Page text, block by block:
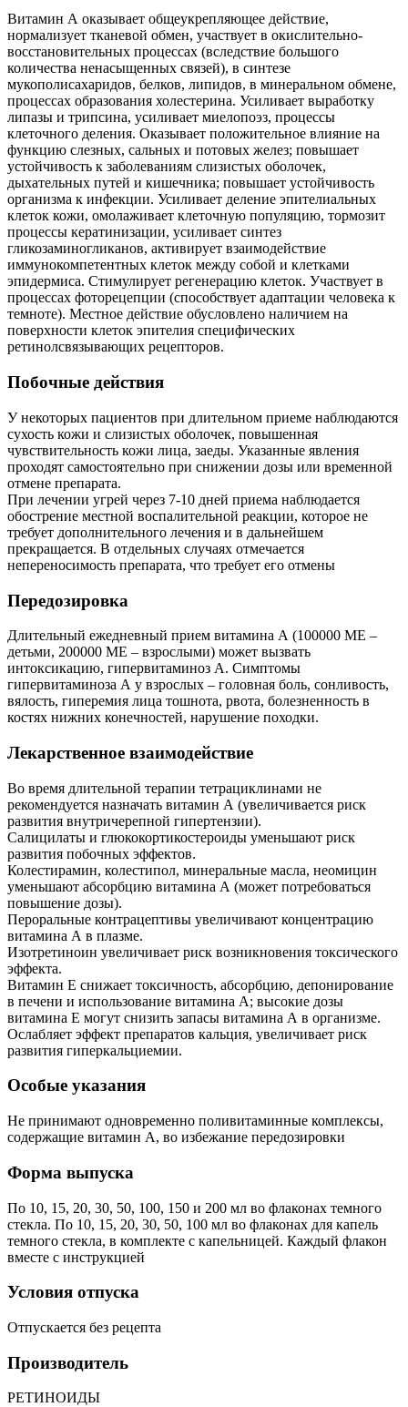
Витамин А оказывает общеукрепляющее действие,
нормализует тканевой обмен, участвует в окислительно-
восстановительных процессах (вследствие большого
количества ненасыщенных связей), в синтезе
мукополисахаридов, белков, липидов, в минеральном обмене,
процессах образования холестерина. Усиливает выработку
липазы и трипсина, усиливает миелопоэз, процессы
клеточного деления. Оказывает положительное влияние на
функцию слезных, сальных и потовых желез; повышает
устойчивость к заболеваниям слизистых оболочек,
дыхательных путей и кишечника; повышает устойчивость
организма к инфекции. Усиливает деление эпителиальных
клеток кожи, омолаживает клеточную популяцию, тормозит
процессы кератинизации, усиливает синтез
гликозаминогликанов, активирует взаимодействие
иммунокомпетентных клеток между собой и клетками
эпидермиса. Стимулирует регенерацию клеток. Участвует в
процессах фоторецепции (способствует адаптации человека к
темноте). Местное действие обусловлено наличием на
поверхности клеток эпителия специфических
ретинолсвязывающих рецепторов.
Побочные действия
У некоторых пациентов при длительном приеме наблюдаются
сухость кожи и слизистых оболочек, повышенная
чувствительность кожи лица, заеды. Указанные явления
проходят самостоятельно при снижении дозы или временной
отмене препарата.
При лечении угрей через 7-10 дней приема наблюдается
обострение местной воспалительной реакции, которое не
требует дополнительного лечения и в дальнейшем
прекращается. В отдельных случаях отмечается
непереносимость препарата, что требует его отмены
Передозировка
Длительный ежедневный прием витамина А (100000 МЕ –
детьми, 200000 МЕ – взрослыми) может вызвать
интоксикацию, гипервитаминоз А. Симптомы
гипервитаминоза А у взрослых – головная боль, сонливость,
вялость, гиперемия лица тошнота, рвота, болезненность в
костях нижних конечностей, нарушение походки.
Лекарственное взаимодействие
Во время длительной терапии тетрациклинами не
рекомендуется назначать витамин А (увеличивается риск
развития внутричерепной гипертензии).
Салицилаты и глюкокортикостероиды уменьшают риск
развития побочных эффектов.
Колестирамин, колестипол, минеральные масла, неомицин
уменьшают абсорбцию витамина А (может потребоваться
повышение дозы).
Пероральные контрацептивы увеличивают концентрацию
витамина А в плазме.
Изотретиноин увеличивает риск возникновения токсического
эффекта.
Витамин Е снижает токсичность, абсорбцию, депонирование
в печени и использование витамина А; высокие дозы
витамина Е могут снизить запасы витамина А в организме.
Ослабляет эффект препаратов кальция, увеличивает риск
развития гиперкальциемии.
Особые указания
Не принимают одновременно поливитаминные комплексы,
содержащие витамин А, во избежание передозировки
Форма выпуска
По 10, 15, 20, 30, 50, 100, 150 и 200 мл во флаконах темного
стекла. По 10, 15, 20, 30, 50, 100 мл во флаконах для капель
темного стекла, в комплекте с капельницей. Каждый флакон
вместе с инструкцией
Условия отпуска
Отпускается без рецепта
Производитель
РЕТИНОИДЫ